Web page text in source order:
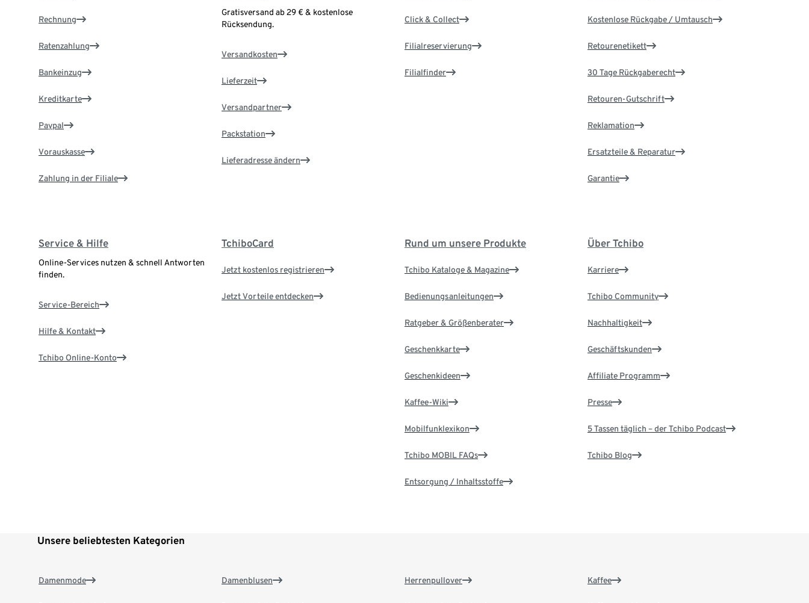
Rechnung
Ratenzahlung
Bankeinzug
Kreditkarte
Paypal
Vorauskasse
Zahlung in der Filiale
Gratisversand ab 29 € & kostenlose
Rücksendung.
Versandkosten
Lieferzeit
Versandpartner
Packstation
Lieferadresse ändern
Click & Collect
Filialreservierung
Filialfinder
Kostenlose Rückgabe / Umtausch
Retourenetikett
30 Tage Rückgaberecht
Retouren-Gutschrift
Reklamation
Ersatzteile & Reparatur
Garantie
Service & Hilfe
Online-Services nutzen & schnell Antworten
finden.
Service-Bereich
Hilfe & Kontakt
Tchibo Online-Konto
TchiboCard
Jetzt kostenlos registrieren
Jetzt Vorteile entdecken
Rund um unsere Produkte
Tchibo Kataloge & Magazine
Bedienungsanleitungen
Ratgeber & Größenberater
Geschenkkarte
Geschenkideen
Kaffee-Wiki
Mobilfunklexikon
Tchibo MOBIL FAQs
Entsorgung / Inhaltsstoffe
Über Tchibo
Karriere
Tchibo Community
Nachhaltigkeit
Geschäftskunden
Affiliate Programm
Presse
5 Tassen täglich – der Tchibo Podcast
Tchibo Blog
Unsere beliebtesten Kategorien
Damenmode Damenblusen Herrenpullover Kaffee